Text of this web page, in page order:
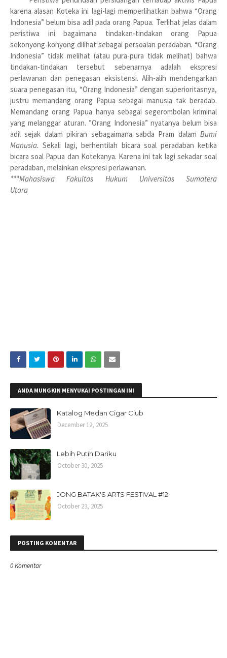
karena alasan Koteka ini lagi-lagi memperlihatkan bahwa “Orang
Indonesia” belum bisa adil pada orang Papua. Terlihat jelas dalam
peristiwa ini bagaimana tindakan-tindakan orang Papua
sekonyong-konyong dilihat sebagai persoalan peradaban. “Orang
Indonesia” tidak melihat (atau pura-pura tidak melihat) bahwa
tindakan-tindakan tersebut sebenarnya adalah ekspresi
perlawanan dan penegasan eksistensi. Alih-alih mendengarkan
suara penegasan itu, “Orang Indonesia” dengan superioritasnya,
justru memandang orang Papua sebagai manusia tak beradab.
Memandang orang Papua hanya sebagai segerombolan kriminal
yang melanggar aturan. ”Orang Indonesia” nyatanya belum bisa
adil sejak dalam pikiran sebagaimana sabda Pram dalam Bumi
Manusia. Sekali lagi, berhentilah bicara soal peradaban ketika
bicara soal Papua dan Kotekanya. Karena ini tak lagi sekadar soal
peradaban, melainkan ekspresi perlawanan.
***Mahasiswa Fakultas Hukum Universitas Sumatera
Utara
ANDA MUNGKIN MENYUKAI POSTINGAN INI
Katalog Medan Cigar Club
December 12, 2025
Lebih Putih Dariku
October 30, 2025
JONG BATAK'S ARTS FESTIVAL #12
October 23, 2025
POSTING KOMENTAR
0 Komentar